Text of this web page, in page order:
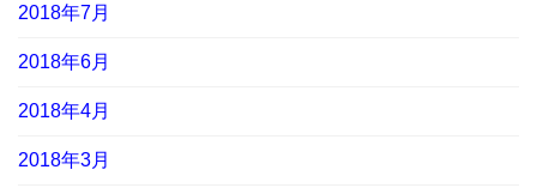
2018年7月
2018年6月
2018年4月
2018年3月